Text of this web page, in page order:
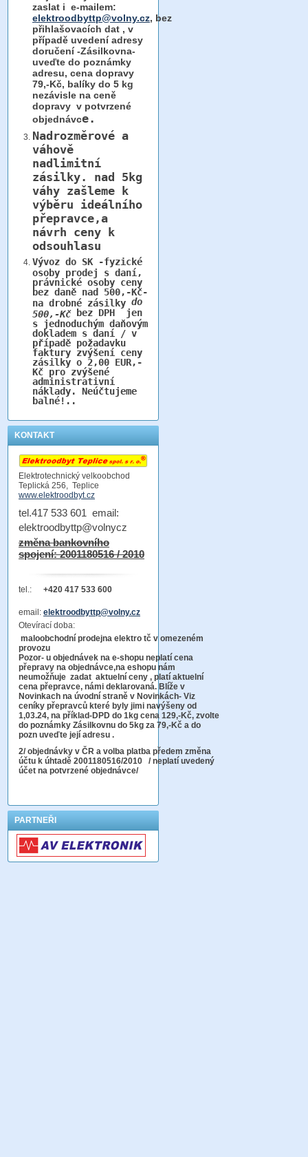
zaslat i e-mailem:
elektroodbyttp@volny.cz, bez
přihlašovacích dat , v
případě uvedení adresy
doručení -Zásilkovna-
uveďte do poznámky
adresu, cena dopravy
79,-Kč, balíky do 5 kg
nezávisle na ceně
dopravy v potvrzené
objednávce.
Nadrozměrové a
váhově
nadlimitní
zásilky. nad 5kg
váhy zašleme k
výběru ideálního
přepravce,a
návrh ceny k
odsouhlasu
Vývoz do SK -fyzické
osoby prodej s daní,
právnické osoby ceny
bez daně nad 500,-Kč-
na drobné zásilky do
500,-Kčbez DPH jen
s jednoduchým daňovým
dokladem s daní / v
případě požadavku
faktury zvýšení ceny
zásilky o 2,00 EUR,-
Kč pro zvýšené
administrativní
náklady. Neúčtujeme
balné!..
KONTAKT
Elektrotechnický velkoobchod
Teplická 256, Teplice
www.elektroodbyt.cz
tel.417 533 601 email:
elektroodbyttp@volnycz
změna bankovního
spojení: 2001180516 / 2010
tel.: +420 417 533 600
email: elektroodbyttp@volny.cz
Otevírací doba:
maloobchodní prodejna elektro tč v omezeném
provozu
Pozor- u objednávek na e-shopu neplatí cena
přepravy na objednávce,na eshopu nám
neumožňuje zadat aktuelní ceny , platí aktuelní
cena přepravce, námi deklarovaná. Blíže v
Novinkach na úvodní straně v Novinkách- Viz
ceníky přepravců které byly jimi navýšeny od
1,03.24, na příklad-DPD do 1kg cena 129,-Kč, zvolte
do poznámky Zásilkovnu do 5kg za 79,-Kč a do
pozn uveďte její adresu .
2/ objednávky v ČR a volba platba předem změna
účtu k úhtadě 2001180516/2010 / neplatí uvedený
účet na potvrzené objednávce/
PARTNEŘI